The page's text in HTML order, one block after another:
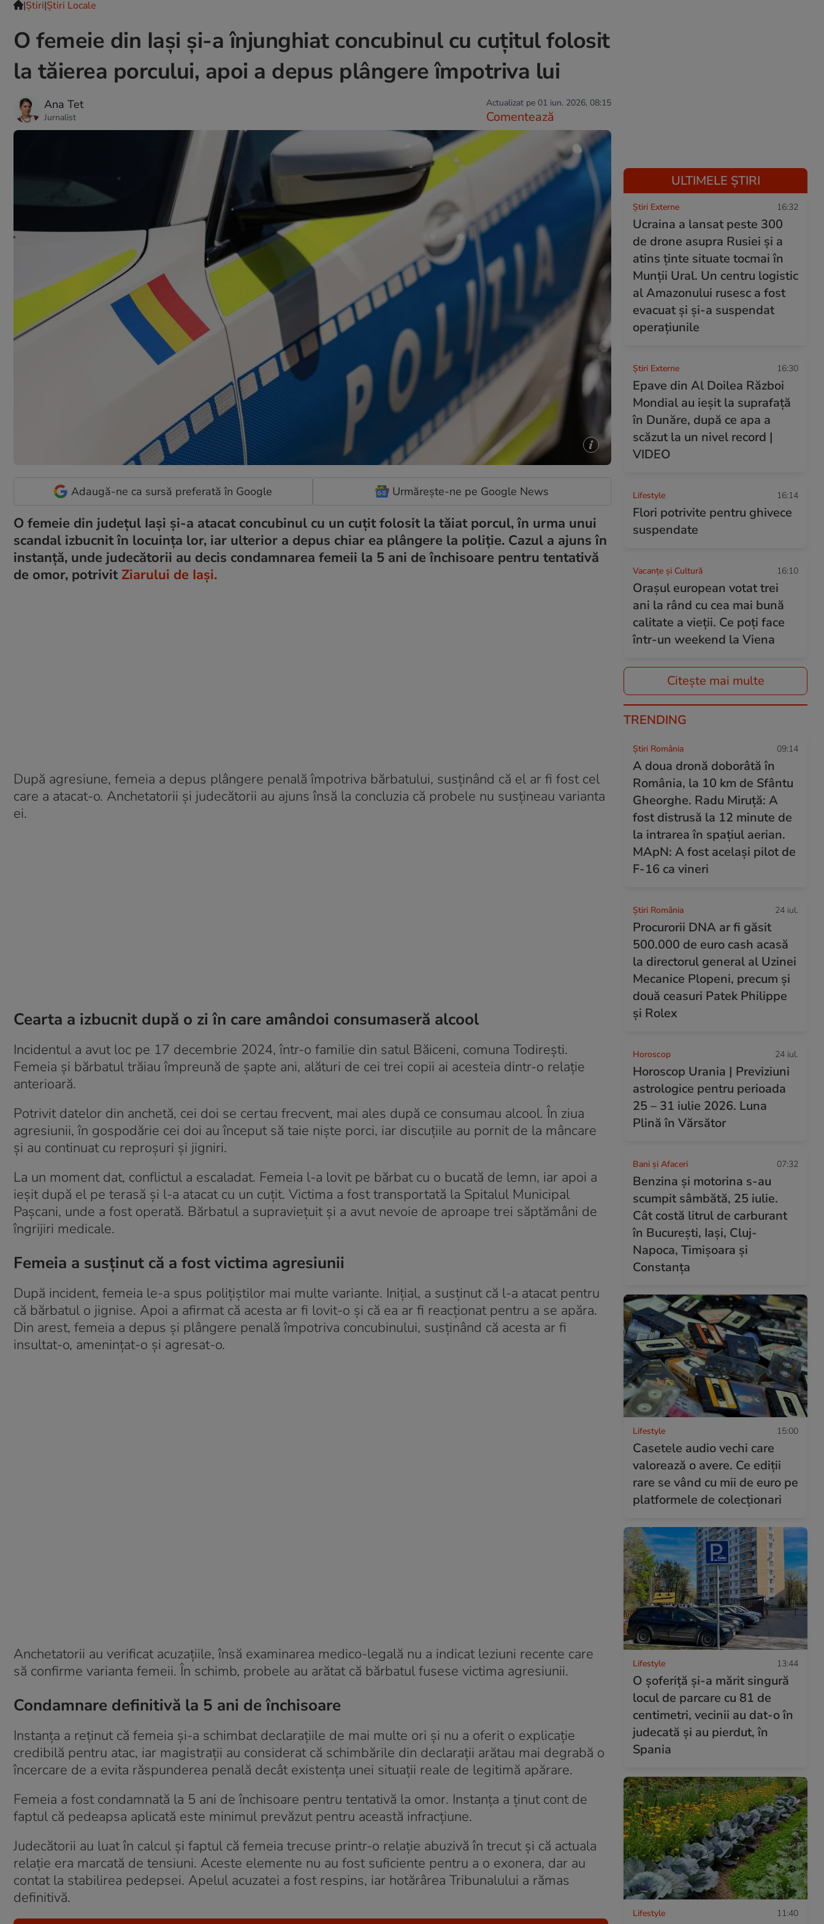
|Ştiri|Știri Locale
O femeie din Iași și-a înjunghiat concubinul cu cuțitul folosit
la tăierea porcului, apoi a depus plângere împotriva lui
Ana Tet
Jurnalist
Actualizat pe 01 iun. 2026, 08:15
Comentează
Adaugă-ne ca sursă preferată în Google Urmărește-ne pe Google News
O femeie din județul Iași și-a atacat concubinul cu un cuțit folosit la tăiat porcul, în urma unui
scandal izbucnit în locuința lor, iar ulterior a depus chiar ea plângere la poliție. Cazul a ajuns în
instanță, unde judecătorii au decis condamnarea femeii la 5 ani de închisoare pentru tentativă
de omor, potrivit Ziarului de Iași.
După agresiune, femeia a depus plângere penală împotriva bărbatului, susținând că el ar fi fost cel
care a atacat-o. Anchetatorii și judecătorii au ajuns însă la concluzia că probele nu susțineau varianta
ei.
Cearta a izbucnit după o zi în care amândoi consumaseră alcool
Incidentul a avut loc pe 17 decembrie 2024, într-o familie din satul Băiceni, comuna Todirești.
Femeia și bărbatul trăiau împreună de șapte ani, alături de cei trei copii ai acesteia dintr-o relație
anterioară.
Potrivit datelor din anchetă, cei doi se certau frecvent, mai ales după ce consumau alcool. În ziua
agresiunii, în gospodărie cei doi au început să taie niște porci, iar discuțiile au pornit de la mâncare
și au continuat cu reproșuri și jigniri.
La un moment dat, conflictul a escaladat. Femeia l-a lovit pe bărbat cu o bucată de lemn, iar apoi a
ieșit după el pe terasă și l-a atacat cu un cuțit. Victima a fost transportată la Spitalul Municipal
Pașcani, unde a fost operată. Bărbatul a supraviețuit și a avut nevoie de aproape trei săptămâni de
îngrijiri medicale.
Femeia a susținut că a fost victima agresiunii
După incident, femeia le-a spus polițiștilor mai multe variante. Inițial, a susținut că l-a atacat pentru
că bărbatul o jignise. Apoi a afirmat că acesta ar fi lovit-o și că ea ar fi reacționat pentru a se apăra.
Din arest, femeia a depus și plângere penală împotriva concubinului, susținând că acesta ar fi
insultat-o, amenințat-o și agresat-o.
Anchetatorii au verificat acuzațiile, însă examinarea medico-legală nu a indicat leziuni recente care
să confirme varianta femeii. În schimb, probele au arătat că bărbatul fusese victima agresiunii.
Condamnare definitivă la 5 ani de închisoare
Instanța a reținut că femeia și-a schimbat declarațiile de mai multe ori și nu a oferit o explicație
credibilă pentru atac, iar magistrații au considerat că schimbările din declarații arătau mai degrabă o
încercare de a evita răspunderea penală decât existența unei situații reale de legitimă apărare.
Femeia a fost condamnată la 5 ani de închisoare pentru tentativă la omor. Instanța a ținut cont de
faptul că pedeapsa aplicată este minimul prevăzut pentru această infracțiune.
Judecătorii au luat în calcul și faptul că femeia trecuse printr-o relație abuzivă în trecut și că actuala
relație era marcată de tensiuni. Aceste elemente nu au fost suficiente pentru a o exonera, dar au
contat la stabilirea pedepsei. Apelul acuzatei a fost respins, iar hotărârea Tribunalului a rămas
definitivă.
ULTIMELE ȘTIRI
Știri Externe 16:32
Ucraina a lansat peste 300
de drone asupra Rusiei și a
atins ținte situate tocmai în
Munții Ural. Un centru logistic
al Amazonului rusesc a fost
evacuat și și-a suspendat
operațiunile
Știri Externe 16:30
Epave din Al Doilea Război
Mondial au ieșit la suprafață
în Dunăre, după ce apa a
scăzut la un nivel record |
VIDEO
Lifestyle 16:14
Flori potrivite pentru ghivece
suspendate
Vacanțe și Cultură 16:10
Orașul european votat trei
ani la rând cu cea mai bună
calitate a vieții. Ce poți face
într-un weekend la Viena
Citește mai multe
TRENDING
Știri România 09:14
A doua dronă doborâtă în
România, la 10 km de Sfântu
Gheorghe. Radu Miruță: A
fost distrusă la 12 minute de
la intrarea în spațiul aerian.
MApN: A fost același pilot de
F-16 ca vineri
Știri România 24 iul.
Procurorii DNA ar fi găsit
500.000 de euro cash acasă
la directorul general al Uzinei
Mecanice Plopeni, precum și
două ceasuri Patek Philippe
și Rolex
Horoscop 24 iul.
Horoscop Urania | Previziuni
astrologice pentru perioada
25 – 31 iulie 2026. Luna
Plină în Vărsător
Bani și Afaceri 07:32
Benzina și motorina s-au
scumpit sâmbătă, 25 iulie.
Cât costă litrul de carburant
în București, Iași, Cluj-
Napoca, Timișoara și
Constanța
Lifestyle 15:00
Casetele audio vechi care
valorează o avere. Ce ediții
rare se vând cu mii de euro pe
platformele de colecționari
Lifestyle 13:44
O șoferiță și-a mărit singură
locul de parcare cu 81 de
centimetri, vecinii au dat-o în
judecată și au pierdut, în
Spania
Lifestyle 11:40